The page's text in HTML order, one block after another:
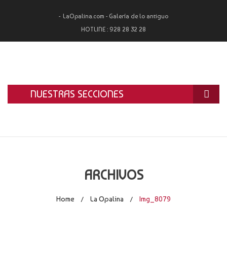
LaOpalina.com - Galería de lo antiguo
HOTLINE : 928 28 32 28
NUESTRAS SECCIONES
LA OPALINA
ARCHIVOS
Home / La Opalina / Img_8079